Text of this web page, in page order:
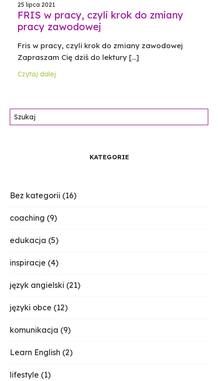
25 lipca 2021
FRIS w pracy, czyli krok do zmiany
pracy zawodowej
Fris w pracy, czyli krok do zmiany zawodowej
Zapraszam Cię dziś do lektury [...]
Czytaj dalej
Szukaj:
KATEGORIE
Bez kategorii (16)
coaching (9)
edukacja (5)
inspiracje (4)
język angielski (21)
języki obce (12)
komunikacja (9)
Learn English (2)
lifestyle (1)